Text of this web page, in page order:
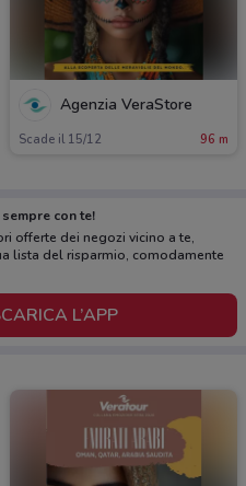
Agenzia VeraStore
Scade il 15/12 96 m
con te!
offerte dei negozi vicino a te,
lista del risparmio, comodamente
L’APP